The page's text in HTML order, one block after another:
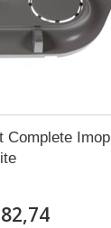
Complete Imop